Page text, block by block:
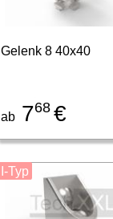
Gelenk 8 40x40
ab768 €
I-Typ